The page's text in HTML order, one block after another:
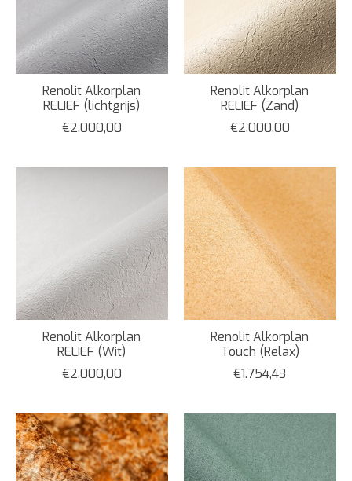
Renolit Alkorplan
RELIEF (lichtgrijs)
€2.000,00
Renolit Alkorplan
RELIEF (Zand)
€2.000,00
Renolit Alkorplan
RELIEF (Wit)
€2.000,00
Renolit Alkorplan
Touch (Relax)
€1.754,43